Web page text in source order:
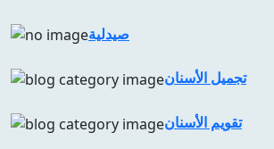
صيدلية
تجميل الأسنان
تقويم الأسنان